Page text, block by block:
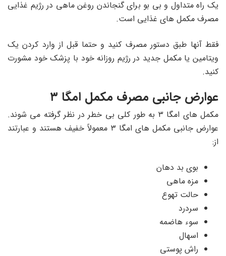
یک راه متداول و بی بو برای گنجاندن روغن ماهی در رژیم غذایی
مصرف مکمل های غذایی است.
فقط آنها طبق دستور مصرف کنید و حتما قبل از وارد کردن یک
ویتامین یا مکمل جدید در رژیم روزانه خود با پزشک خود مشورت
کنید.
عوارض جانبی مصرف مکمل امگا ۳
مکمل های امگا ۳ به طور کلی بی خطر در نظر گرفته می شوند.
عوارض جانبی مکمل های امگا ۳ معمولاً خفیف هستند و عبارتند
از:
بوی بد دهان
مزه ماهی
حالت تهوع
سردرد
سوء هاضمه
اسهال
راش پوستی